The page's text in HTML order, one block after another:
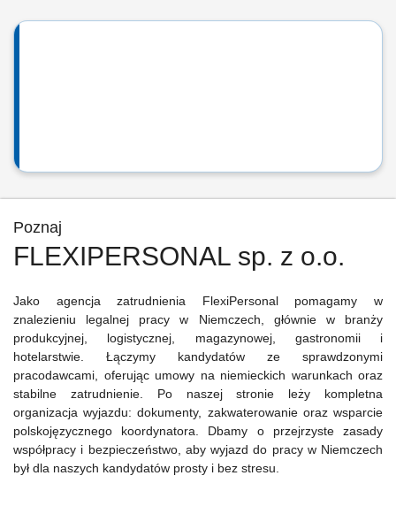
Poznaj
FLEXIPERSONAL sp. z o.o.
Jako agencja zatrudnienia FlexiPersonal pomagamy w
znalezieniu legalnej pracy w Niemczech, głównie w branży
produkcyjnej, logistycznej, magazynowej, gastronomii i
hotelarstwie. Łączymy kandydatów ze sprawdzonymi
pracodawcami, oferując umowy na niemieckich warunkach oraz
stabilne zatrudnienie. Po naszej stronie leży kompletna
organizacja wyjazdu: dokumenty, zakwaterowanie oraz wsparcie
polskojęzycznego koordynatora. Dbamy o przejrzyste zasady
współpracy i bezpieczeństwo, aby wyjazd do pracy w Niemczech
był dla naszych kandydatów prosty i bez stresu.